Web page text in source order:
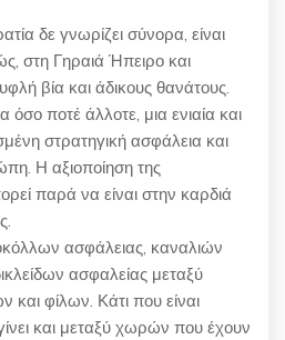
δε γνωρίζει σύνορα, είναι
στη Γηραιά Ήπειρο και
βία και άδικους θανάτους.
όσο ποτέ άλλοτε, μια ενιαία και
στρατηγική ασφάλεια και
Η αξιοποίηση της
παρά να είναι στην καρδιά
ασφάλειας, καναλιών
ασφαλείας μεταξύ
και φίλων. Κάτι που είναι
και μεταξύ χωρών που έχουν